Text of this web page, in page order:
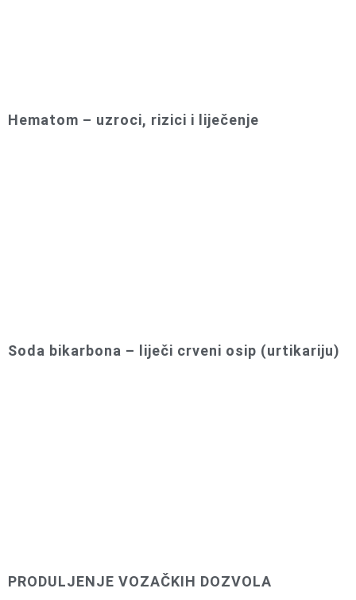
Hematom – uzroci, rizici i liječenje
Soda bikarbona – liječi crveni osip (urtikariju)
PRODULJENJE VOZAČKIH DOZVOLA